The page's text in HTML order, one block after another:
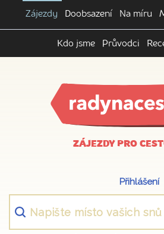
Zájezdy Doobsazení Na míru
Kdo jsme Průvodci
ZÁJEZDY PRO
Přihlášení